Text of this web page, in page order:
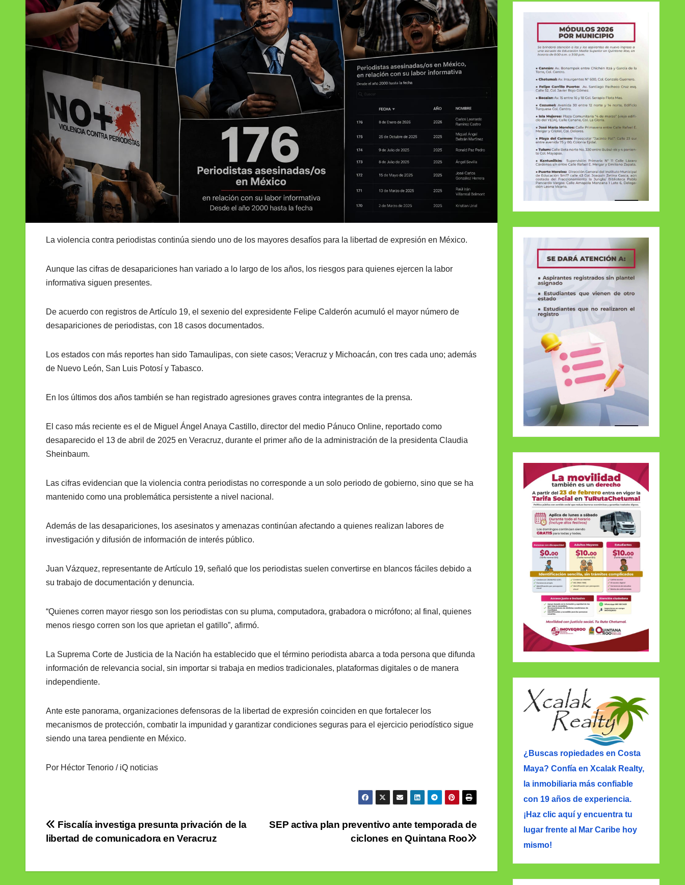
La violencia contra periodistas continúa siendo uno de los mayores desafíos para la libertad de expresión en México.
Aunque las cifras de desapariciones han variado a lo largo de los años, los riesgos para quienes ejercen la labor
informativa siguen presentes.
De acuerdo con registros de Artículo 19, el sexenio del expresidente Felipe Calderón acumuló el mayor número de
desapariciones de periodistas, con 18 casos documentados.
Los estados con más reportes han sido Tamaulipas, con siete casos; Veracruz y Michoacán, con tres cada uno; además
de Nuevo León, San Luis Potosí y Tabasco.
En los últimos dos años también se han registrado agresiones graves contra integrantes de la prensa.
El caso más reciente es el de Miguel Ángel Anaya Castillo, director del medio Pánuco Online, reportado como
desaparecido el 13 de abril de 2025 en Veracruz, durante el primer año de la administración de la presidenta Claudia
Sheinbaum.
Las cifras evidencian que la violencia contra periodistas no corresponde a un solo periodo de gobierno, sino que se ha
mantenido como una problemática persistente a nivel nacional.
Además de las desapariciones, los asesinatos y amenazas continúan afectando a quienes realizan labores de
investigación y difusión de información de interés público.
Juan Vázquez, representante de Artículo 19, señaló que los periodistas suelen convertirse en blancos fáciles debido a
su trabajo de documentación y denuncia.
“Quienes corren mayor riesgo son los periodistas con su pluma, computadora, grabadora o micrófono; al final, quienes
menos riesgo corren son los que aprietan el gatillo”, afirmó.
La Suprema Corte de Justicia de la Nación ha establecido que el término periodista abarca a toda persona que difunda
información de relevancia social, sin importar si trabaja en medios tradicionales, plataformas digitales o de manera
independiente.
Ante este panorama, organizaciones defensoras de la libertad de expresión coinciden en que fortalecer los
mecanismos de protección, combatir la impunidad y garantizar condiciones seguras para el ejercicio periodístico sigue
siendo una tarea pendiente en México.
Por Héctor Tenorio / iQ noticias
Navegación
entradas
SEP activa plan preventivo ante temporada de
ciclones en Quintana Roo
Fiscalía investiga presunta privación de la
libertad de comunicadora en Veracruz
¿Buscas ropiedades en Costa
Maya? Confía en Xcalak Realty,
la inmobiliaria más confiable
con 19 años de experiencia.
¡Haz clic aquí y encuentra tu
lugar frente al Mar Caribe hoy
mismo!